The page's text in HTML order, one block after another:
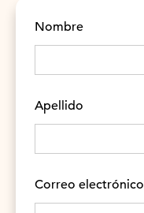
Nombre
Apellido
Correo